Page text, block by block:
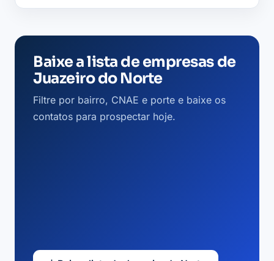
Baixe a lista de empresas de
Juazeiro do Norte
Filtre por bairro, CNAE e porte e baixe os
contatos para prospectar hoje.